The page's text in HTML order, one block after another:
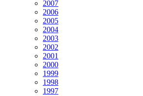
2007
2006
2005
2004
2003
2002
2001
2000
1999
1998
1997